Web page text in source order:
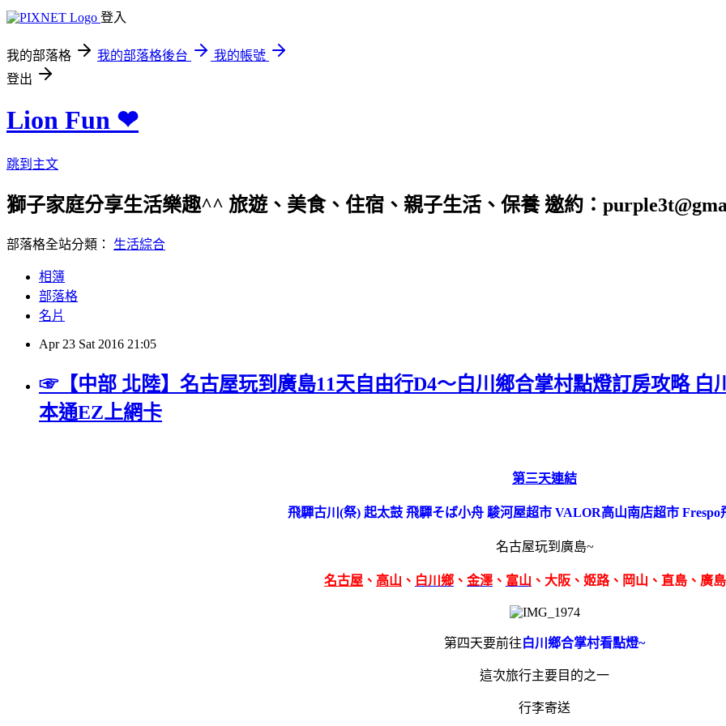
登入
我的部落格 我的部落格後台
我的帳號
登出
Lion Fun ❤
跳到主文
獅子家庭分享生活樂趣^^ 旅遊、美食、住宿、親子生活、保養 邀約：
部落格全站分類： 生活綜合
相簿
部落格
名片
Apr 23 Sat 2016 21:05
☞【中部 北陸】名古屋玩到廣島11天自由行D4～白川鄉合掌村點燈訂房攻略 白
本通EZ上網卡
第三天連結
飛驒古川(祭) 起太鼓 飛驒そば小舟 駿河屋超市 VALOR高山南店超市
名古屋玩到廣島~
名古屋 、 高山 、 白川鄉 、 金澤 、 富山 、大阪、姬路、岡山、直島、廣
第四天要前往白川鄉合掌村看點燈~
這次旅行主要目的之一
行李寄送